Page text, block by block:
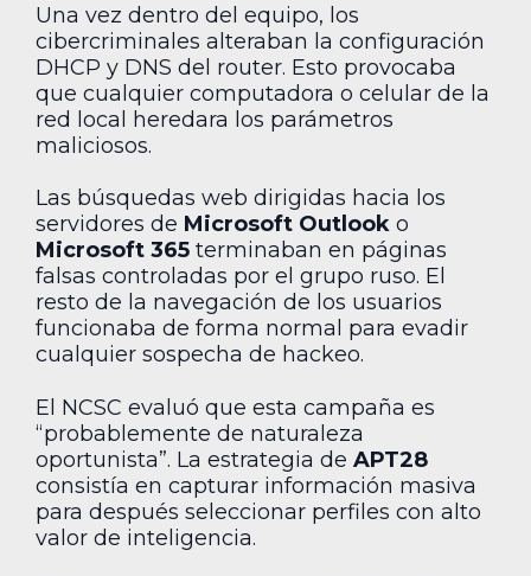
Una vez dentro del equipo, los
cibercriminales alteraban la configuración
DHCP y DNS del router. Esto provocaba
que cualquier computadora o celular de la
red local heredara los parámetros
maliciosos.
Las búsquedas web dirigidas hacia los
servidores de Microsoft Outlook o
Microsoft 365 terminaban en páginas
falsas controladas por el grupo ruso. El
resto de la navegación de los usuarios
funcionaba de forma normal para evadir
cualquier sospecha de hackeo.
El NCSC evaluó que esta campaña es
“probablemente de naturaleza
oportunista”. La estrategia de APT28
consistía en capturar información masiva
para después seleccionar perfiles con alto
valor de inteligencia.